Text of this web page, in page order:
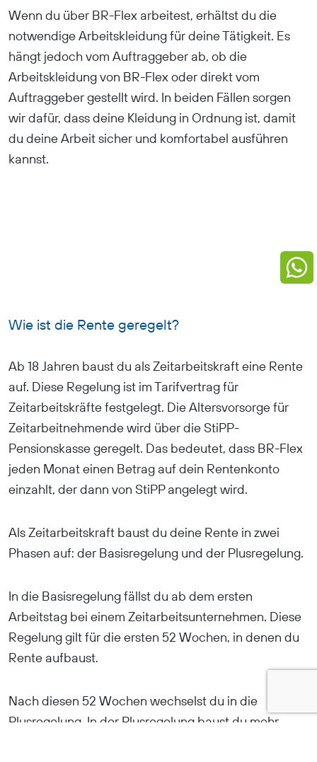
Wenn du über BR-Flex arbeitest, erhältst du die
notwendige Arbeitskleidung für deine Tätigkeit. Es
hängt jedoch vom Auftraggeber ab, ob die
Arbeitskleidung von BR-Flex oder direkt vom
Auftraggeber gestellt wird. In beiden Fällen sorgen
wir dafür, dass deine Kleidung in Ordnung ist, damit
du deine Arbeit sicher und komfortabel ausführen
kannst.
Wie ist die Rente geregelt?
Ab 18 Jahren baust du als Zeitarbeitskraft eine Rente
auf. Diese Regelung ist im Tarifvertrag für
Zeitarbeitskräfte festgelegt. Die Altersvorsorge für
Zeitarbeitnehmende wird über die StiPP-
Pensionskasse geregelt. Das bedeutet, dass BR-Flex
jeden Monat einen Betrag auf dein Rentenkonto
einzahlt, der dann von StiPP angelegt wird.
Als Zeitarbeitskraft baust du deine Rente in zwei
Phasen auf: der Basisregelung und der Plusregelung.
In die Basisregelung fällst du ab dem ersten
Arbeitstag bei einem Zeitarbeitsunternehmen. Diese
Regelung gilt für die ersten 52 Wochen, in denen du
Rente aufbaust.
Nach diesen 52 Wochen wechselst du in die
Plusregelung. In der Plusregelung baust du mehr